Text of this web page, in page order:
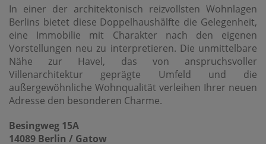
In einer der architektonisch reizvollsten Wohnlagen
Berlins bietet diese Doppelhaushälfte die Gelegenheit,
eine Immobilie mit Charakter nach den eigenen
Vorstellungen neu zu interpretieren. Die unmittelbare
Nähe zur Havel, das von anspruchsvoller
Villenarchitektur geprägte Umfeld und die
außergewöhnliche Wohnqualität verleihen Ihrer neuen
Adresse den besonderen Charme.
Besingweg 15A
14089 Berlin / Gatow